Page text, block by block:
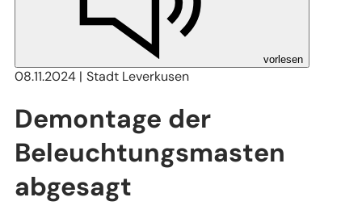
vorlesen
08.11.2024 Stadt Leverkusen
Demontage der
Beleuchtungsmasten
abgesagt